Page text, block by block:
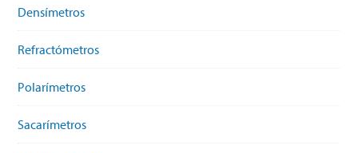
Densímetros
Refractómetros
Polarímetros
Sacarímetros